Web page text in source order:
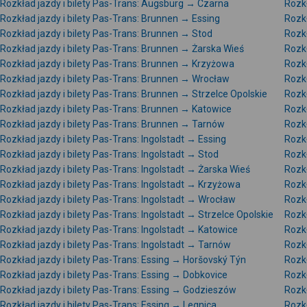
Rozkład jazdy i bilety Pas-Trans: Augsburg → Czarna
Rozkład jazdy i bilety Pas-Trans: Brunnen → Essing
Rozkład jazdy i bilety Pas-Trans: Brunnen → Stod
Rozkład jazdy i bilety Pas-Trans: Brunnen → Żarska Wieś
Rozkład jazdy i bilety Pas-Trans: Brunnen → Krzyżowa
Rozkład jazdy i bilety Pas-Trans: Brunnen → Wrocław
Rozkład jazdy i bilety Pas-Trans: Brunnen → Strzelce Opolskie
Rozkład jazdy i bilety Pas-Trans: Brunnen → Katowice
Rozkład jazdy i bilety Pas-Trans: Brunnen → Tarnów
Rozkład jazdy i bilety Pas-Trans: Ingolstadt → Essing
Rozkład jazdy i bilety Pas-Trans: Ingolstadt → Stod
Rozkład jazdy i bilety Pas-Trans: Ingolstadt → Żarska Wieś
Rozkład jazdy i bilety Pas-Trans: Ingolstadt → Krzyżowa
Rozkład jazdy i bilety Pas-Trans: Ingolstadt → Wrocław
Rozkład jazdy i bilety Pas-Trans: Ingolstadt → Strzelce Opolskie
Rozkład jazdy i bilety Pas-Trans: Ingolstadt → Katowice
Rozkład jazdy i bilety Pas-Trans: Ingolstadt → Tarnów
Rozkład jazdy i bilety Pas-Trans: Essing → Horšovský Týn
Rozkład jazdy i bilety Pas-Trans: Essing → Dobkovice
Rozkład jazdy i bilety Pas-Trans: Essing → Godzieszów